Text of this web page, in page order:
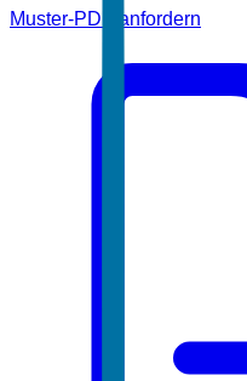
Muster-PDF anfordern